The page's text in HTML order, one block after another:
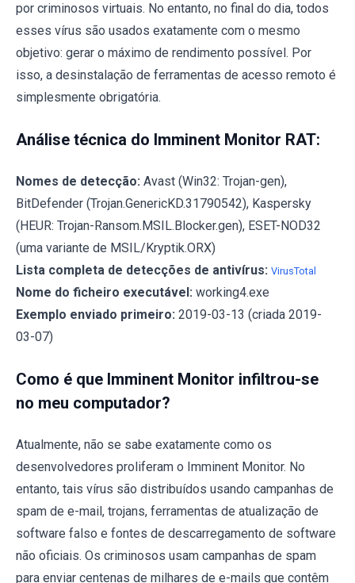
por criminosos virtuais. No entanto, no final do dia, todos
esses vírus são usados exatamente com o mesmo
objetivo: gerar o máximo de rendimento possível. Por
isso, a desinstalação de ferramentas de acesso remoto é
simplesmente obrigatória.
Análise técnica do Imminent Monitor RAT:
Nomes de detecção: Avast (Win32: Trojan-gen),
BitDefender (Trojan.GenericKD.31790542), Kaspersky
(HEUR: Trojan-Ransom.MSIL.Blocker.gen), ESET-NOD32
(uma variante de MSIL/Kryptik.ORX)
Lista completa de detecções de antivírus: VirusTotal
Nome do ficheiro executável: working4.exe
Exemplo enviado primeiro: 2019-03-13 (criada 2019-
03-07)
Como é que Imminent Monitor infiltrou-se
no meu computador?
Atualmente, não se sabe exatamente como os
desenvolvedores proliferam o Imminent Monitor. No
entanto, tais vírus são distribuídos usando campanhas de
spam de e-mail, trojans, ferramentas de atualização de
software falso e fontes de descarregamento de software
não oficiais. Os criminosos usam campanhas de spam
para enviar centenas de milhares de e-mails que contêm